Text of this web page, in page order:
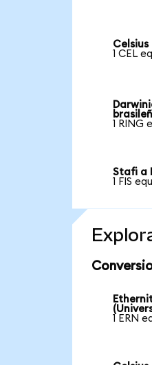
Celsius
1 CEL
1 RING
Stafi a
1 FIS
1 ERN